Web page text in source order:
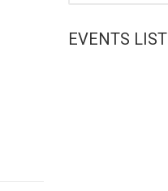
EVENTS LIST